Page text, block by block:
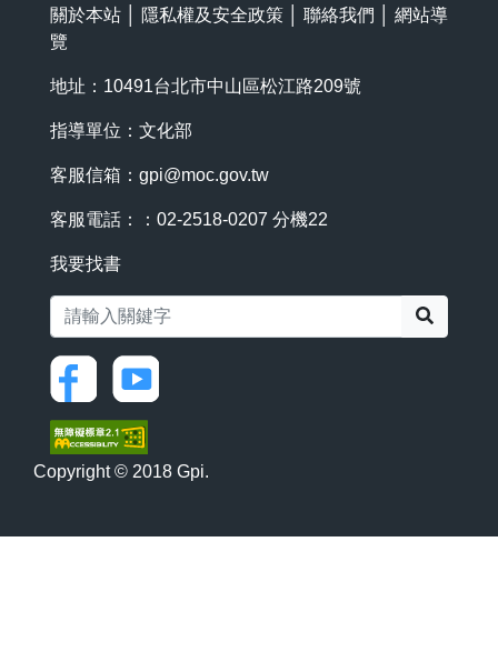
關於本站 隱私權及安全政策 聯絡我們
網站導
覽
地址：10491台北市中山區松江路209號
指導單位：文化部
客服信箱： gpi@moc.gov.tw
客服電話：：02-2518-0207 分機22
我要找書
Copyright © 2018 Gpi.